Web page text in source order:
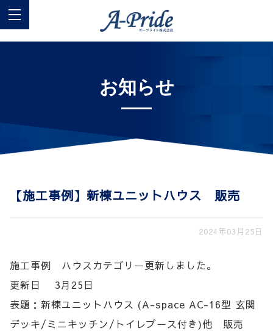
お知らせ
【施工事例】新棟ユニットハウス 販売
2024年03月25日
施工事例 ハウスカテゴリー更新しました。
更新日 3月25日
表題：新棟ユニットハウス (A-space AC-16型 玄関
デッキ/ミニキッチン/トイレブース付き)他 販売